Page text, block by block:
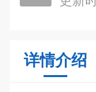
详情介绍